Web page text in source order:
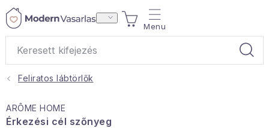
Ugrás
KOSÁR
Otthoni illatok
Feliratos lábtörlők
ARÔME HOME
Érkezési cél szőnyeg